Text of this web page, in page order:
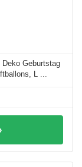
Geburtstag
L ...